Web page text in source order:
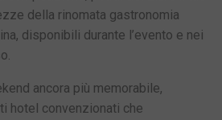
della rinomata gastronomia
disponibili durante l’evento e nei
ancora più memorabile,
hotel convenzionati che